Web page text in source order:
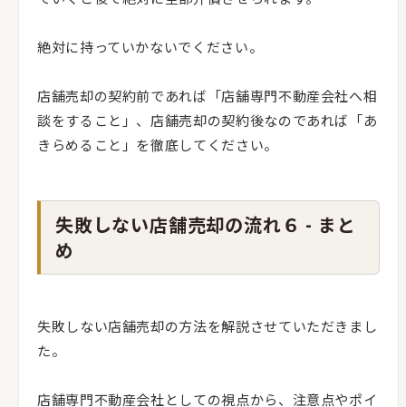
絶対に持っていかないでください。
店舗売却の契約前であれば「店舗専門不動産会社へ相
談をすること」、店舗売却の契約後なのであれば「あ
きらめること」を徹底してください。
失敗しない店舗売却の流れ６ - まと
め
失敗しない店舗売却の方法を解説させていただきまし
た。
店舗専門不動産会社としての視点から、注意点やポイ